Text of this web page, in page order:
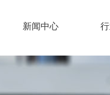
新闻中心